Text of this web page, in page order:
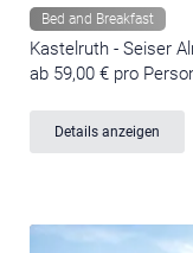
Bed and Breakfast
Kastelruth - Seiser
ab 59,00 € pro
Details anzeigen